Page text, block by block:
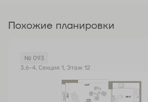
Похожие планировки
№ 093
3.6-4, Секция 1, Этаж 12